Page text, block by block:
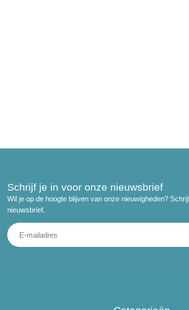
Schrijf je in voor onze nieuwsbrief
Wil je op de hoogte blijven van onze nieuwigheden?
nieuwsbrief.